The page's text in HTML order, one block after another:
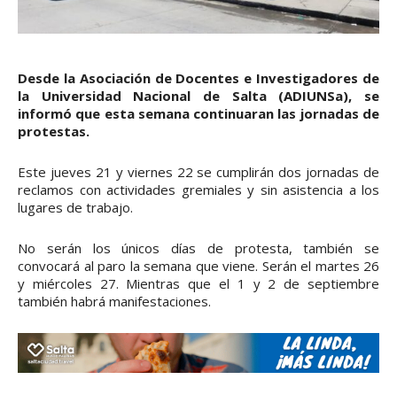
Desde la Asociación de Docentes e Investigadores de
la Universidad Nacional de Salta (ADIUNSa), se
informó que esta semana continuaran las jornadas de
protestas.
Este jueves 21 y viernes 22 se cumplirán dos jornadas de
reclamos con actividades gremiales y sin asistencia a los
lugares de trabajo.
No serán los únicos días de protesta, también se
convocará al paro la semana que viene. Serán el martes 26
y miércoles 27. Mientras que el 1 y 2 de septiembre
también habrá manifestaciones.